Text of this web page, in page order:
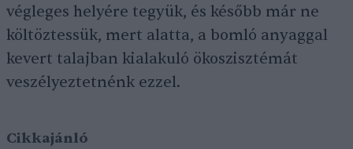
végleges helyére tegyük, és később már ne
költöztessük, mert alatta, a bomló anyaggal
kevert talajban kialakuló ökoszisztémát
veszélyeztetnénk ezzel.
Cikkajánló